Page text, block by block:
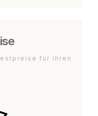
für Ihren